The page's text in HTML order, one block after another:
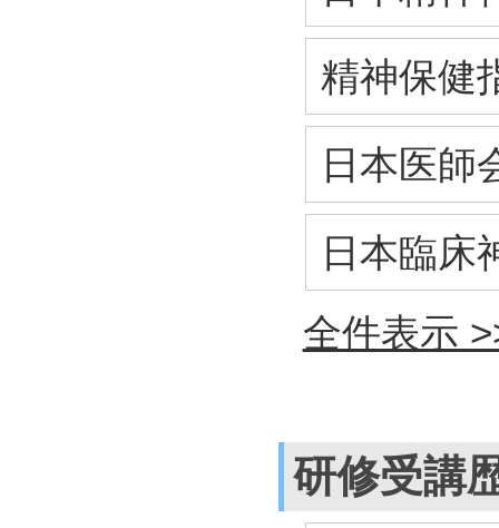
精神保健
日本医師
日本臨床
全件表示
研修受講